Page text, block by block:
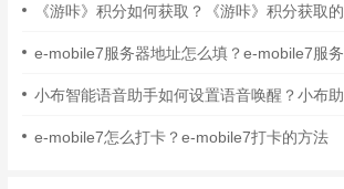
《游咔》积分如何获取？《游咔》积分获取
e-mobile7服务器地址怎么填？e-mobile7服
e-mobile7怎么打卡？e-mobile7打卡的方法